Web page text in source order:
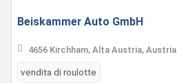
Beiskammer Auto GmbH
4656 Kirchham, Alta Austria, Austria
vendita di roulotte